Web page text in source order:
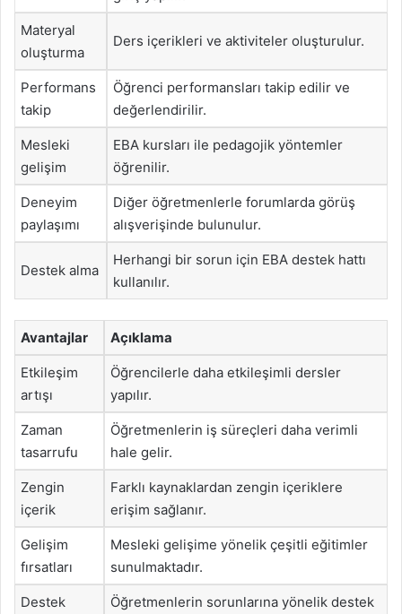
Materyal
oluşturma
Ders içerikleri ve aktiviteler oluşturulur.
Performans
takip
Öğrenci performansları takip edilir ve
değerlendirilir.
Mesleki
gelişim
EBA kursları ile pedagojik yöntemler
öğrenilir.
Deneyim
paylaşımı
Diğer öğretmenlerle forumlarda görüş
alışverişinde bulunulur.
Destek alma
Herhangi bir sorun için EBA destek hattı
kullanılır.
Avantajlar Açıklama
Etkileşim
artışı
Öğrencilerle daha etkileşimli dersler
yapılır.
Zaman
tasarrufu
Öğretmenlerin iş süreçleri daha verimli
hale gelir.
Zengin
içerik
Farklı kaynaklardan zengin içeriklere
erişim sağlanır.
Gelişim
fırsatları
Mesleki gelişime yönelik çeşitli eğitimler
sunulmaktadır.
Destek
Öğretmenlerin sorunlarına yönelik destek